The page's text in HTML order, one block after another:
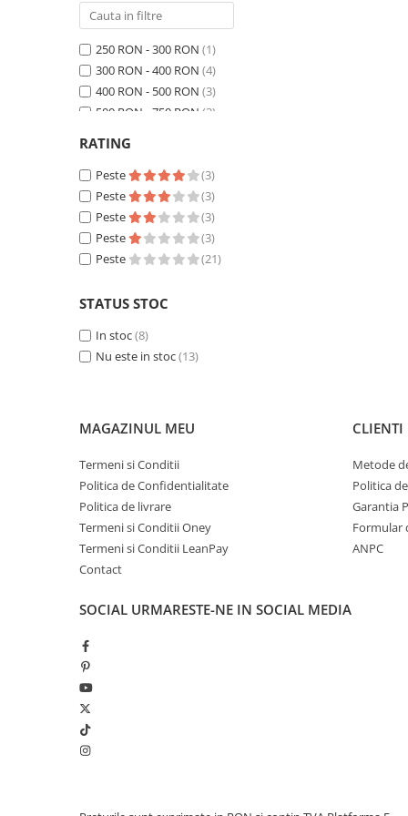
250 RON - 300 RON (1)
300 RON - 400 RON (4)
400 RON - 500 RON (3)
500 RON - 750 RON (3)
Peste 1000 RON
RATING
Peste
(3)
Peste
(3)
Peste
(3)
Peste
(3)
Peste
(21)
STATUS STOC
In stoc(8)
Nu este in stoc(13)
MAGAZINUL MEU
Termeni si Conditii
Politica de Confidentialitate
Politica de livrare
Termeni si Conditii Oney
Termeni si Conditii LeanPay
Contact
CLIENTI
Metode
Politica
Garantia
Formular
ANPC
SOCIAL URMARESTE-NE IN SOCIAL MEDIA